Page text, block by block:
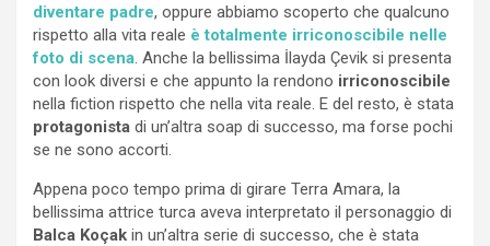
diventare padre, oppure abbiamo scoperto che qualcuno
rispetto alla vita reale è totalmente irriconoscibile nelle
foto di scena. Anche la bellissima İlayda Çevik si presenta
con look diversi e che appunto la rendono irriconoscibile
nella fiction rispetto che nella vita reale. E del resto, è stata
protagonista di un’altra soap di successo, ma forse pochi
se ne sono accorti.
Appena poco tempo prima di girare Terra Amara, la
bellissima attrice turca aveva interpretato il personaggio di
Balca Koçak in un’altra serie di successo, che è stata